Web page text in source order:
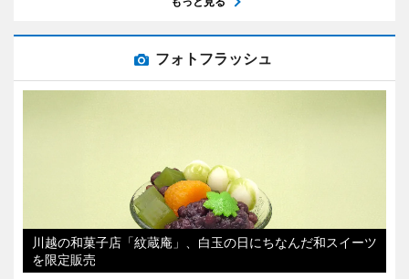
フォトフラッシュ
川越の和菓子店「紋蔵庵」、白玉の日にちなんだ和スイーツ
を限定販売